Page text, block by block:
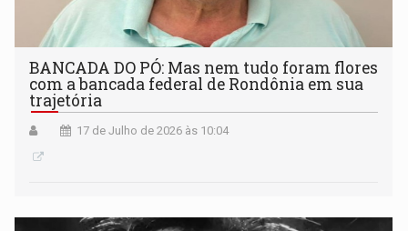
BANCADA DO PÓ: Mas nem tudo foram flores
com a bancada federal de Rondônia em sua
trajetória
17 de Julho de 2026 às 10:04